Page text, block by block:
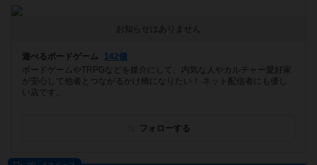
お知らせはありません
遊べるボードゲーム
142個
ボードゲームやTRPGなどを媒介にして、内気な人やカルチャー愛好家
が安心して他者とつながるかけ橋になりたい！ ネット配信者にも優し
い店です。
フォローする